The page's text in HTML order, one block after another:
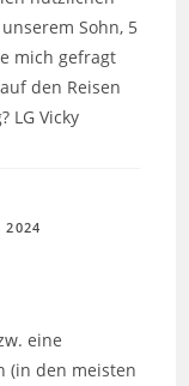
Sohn, 5
mich gefragt
den Reisen
LG Vicky
2024
eine
(in den meisten